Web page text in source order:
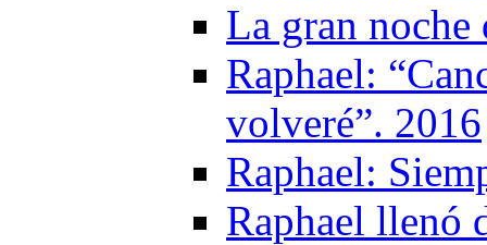
La gran noche
Raphael:
volveré”. 2016
Raphael:
Raphael llenó